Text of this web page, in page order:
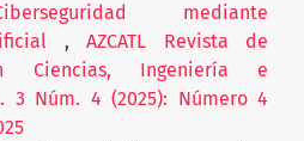
mediante
,AZCATL Revista de
Ciencias, Ingeniería e
3 Núm. 4 (2025): Número 4